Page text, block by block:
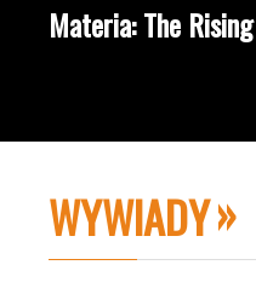
Materia: The
WYWIADY